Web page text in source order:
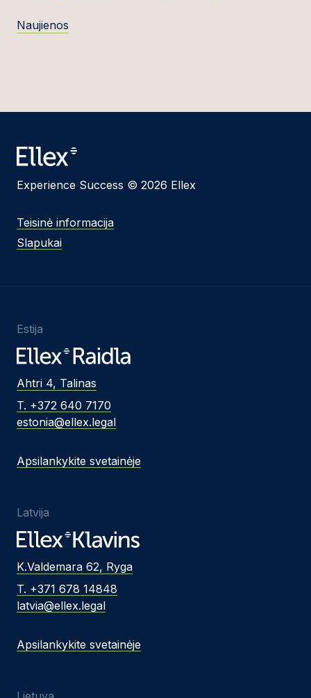
Naujienos
Experience Success © 2026 Ellex
Teisinė informacija
Slapukai
Estija
Ahtri 4, Talinas
T. +372 640 7170
estonia@ellex.legal
Apsilankykite svetainėje
Latvija
K.Valdemara 62, Ryga
T. +371 678 14848
latvia@ellex.legal
Apsilankykite svetainėje